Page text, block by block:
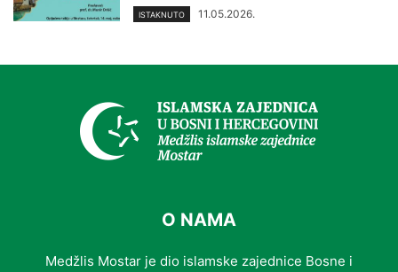
ISTAKNUTO 11.05.2026.
O NAMA
Medžlis Mostar je dio islamske zajednice Bosne i